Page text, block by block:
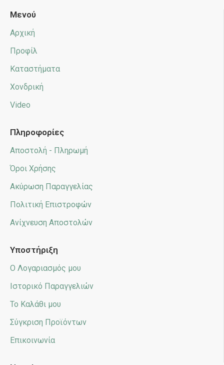
Μενού
Αρχική
Προφίλ
Καταστήματα
Χονδρική
Video
Πληροφορίες
Αποστολή - Πληρωμή
Όροι Χρήσης
Ακύρωση Παραγγελίας
Πολιτική Επιστροφών
Ανίχνευση Αποστολών
Υποστήριξη
Ο Λογαριασμός μου
Ιστορικό Παραγγελιών
Το Καλάθι μου
Σύγκριση Προϊόντων
Επικοινωνία